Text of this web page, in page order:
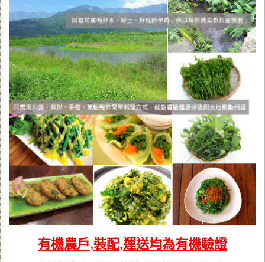
有機農戶,裝配,運送均為有機驗證